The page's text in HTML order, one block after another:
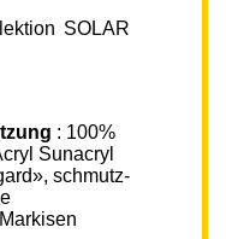
SOLAR
: 100%
Sunacryl
schmutz-